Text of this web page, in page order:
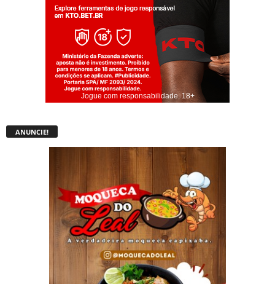
Jogue com responsabilidade. 18+
ANUNCIE!